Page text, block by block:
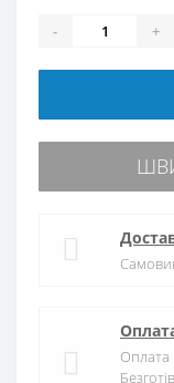
- +
Оплата